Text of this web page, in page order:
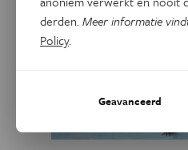
derden.Meer informatie
Policy.
Geavanceerd